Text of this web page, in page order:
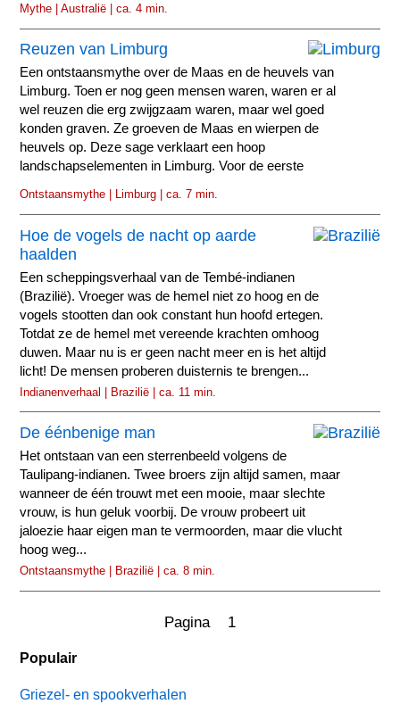
Mythe | Australië | ca. 4 min.
Reuzen van Limburg
Een ontstaansmythe over de Maas en de heuvels van
Limburg. Toen er nog geen mensen waren, waren er al
wel reuzen die erg zwijgzaam waren, maar wel goed
konden graven. Ze groeven de Maas en wierpen de
heuvels op. Deze sage verklaart een hoop
landschapselementen in Limburg. Voor de eerste
Ontstaansmythe | Limburg | ca. 7 min.
Hoe de vogels de nacht op aarde
haalden
Een scheppingsverhaal van de Tembé-indianen
(Brazilië). Vroeger was de hemel niet zo hoog en de
vogels stootten dan ook constant hun hoofd ertegen.
Totdat ze de hemel met vereende krachten omhoog
duwen. Maar nu is er geen nacht meer en is het altijd
licht! De mensen proberen duisternis te brengen...
Indianenverhaal | Brazilië | ca. 11 min.
De éénbenige man
Het ontstaan van een sterrenbeeld volgens de
Taulipang-indianen. Twee broers zijn altijd samen, maar
wanneer de één trouwt met een mooie, maar slechte
vrouw, is hun geluk voorbij. De vrouw probeert uit
jaloezie haar eigen man te vermoorden, maar die vlucht
hoog weg...
Ontstaansmythe | Brazilië | ca. 8 min.
Pagina 1
Populair
Griezel- en spookverhalen